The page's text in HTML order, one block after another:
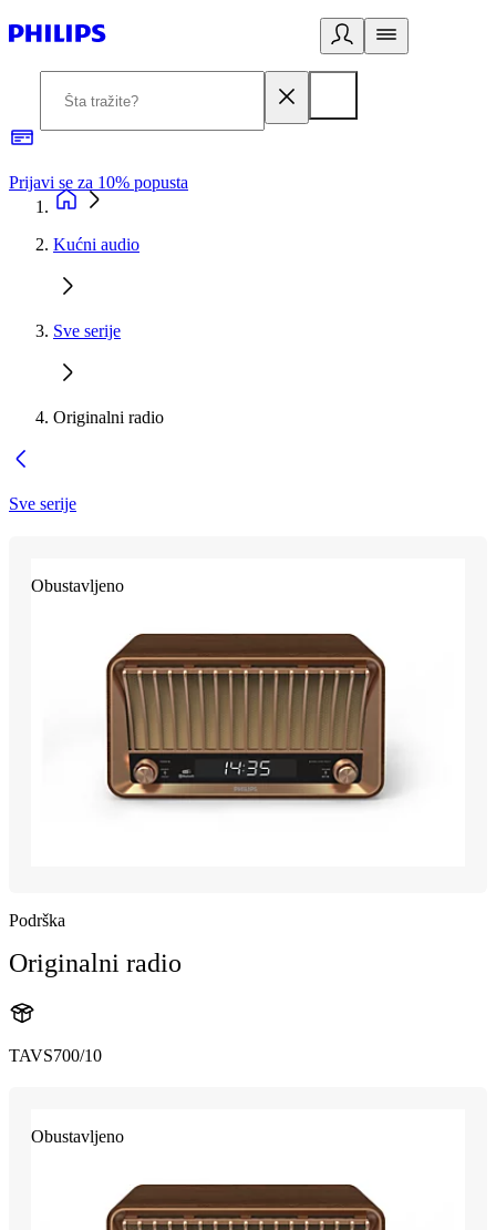
Prijavi se za 10% popusta
Kućni audio
Sve serije
Originalni radio
Sve serije
Obustavljeno
Podrška
Originalni radio
TAVS700/10
Obustavljeno